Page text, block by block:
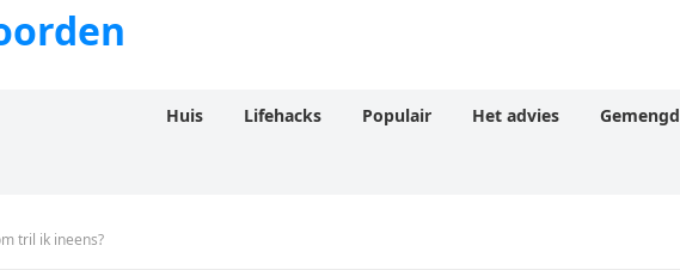
Huis Lifehacks Populair Het advies Gemengd
tril ik ineens?